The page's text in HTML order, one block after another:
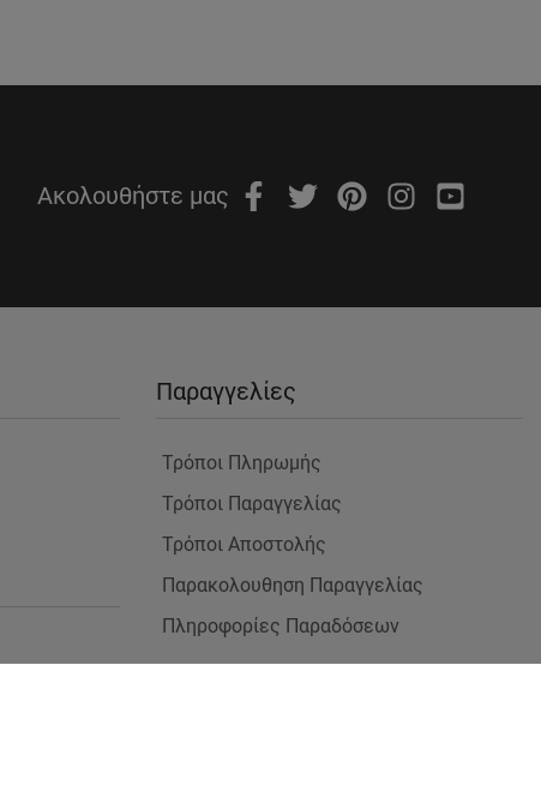
Ακολουθήστε μας
Παραγγελίες
Τρόποι Πληρωμής
Τρόποι Παραγγελίας
Τρόποι Αποστολής
Παρακολουθηση Παραγγελίας
Πληροφορίες Παραδόσεων